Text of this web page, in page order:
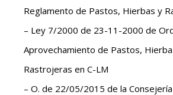
Reglamento de Pastos, Hierbas y
– Ley 7/2000 de 23-11-2000 de
Aprovechamiento de Pastos,
Rastrojeras en C-LM
– O. de 22/05/2015 de la